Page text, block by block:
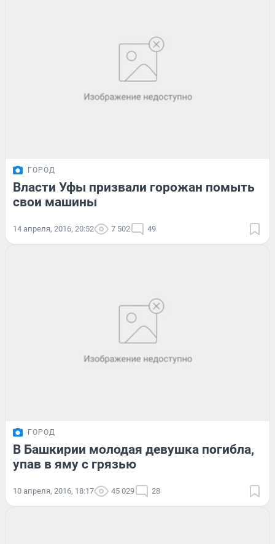
ГОРОД
Власти Уфы призвали горожан помыть
свои машины
14 апреля, 2016, 20:52 7 502 49
ГОРОД
В Башкирии молодая девушка погибла,
упав в яму с грязью
10 апреля, 2016, 18:17 45 029 28